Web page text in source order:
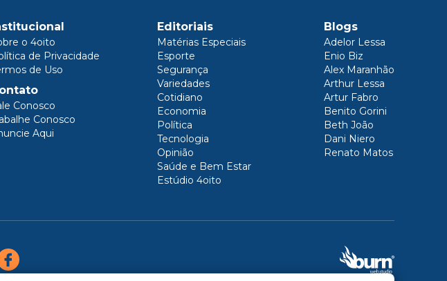
o 4oito
de Privacidade
de Uso
Conosco
Conosco
Aqui
Editoriais
Matérias Especiais
Esporte
Segurança
Variedades
Cotidiano
Economia
Política
Tecnologia
Opinião
Saúde e Bem Estar
Estúdio 4oito
Blogs
Adelor Lessa
Enio Biz
Alex Maranhão
Arthur Lessa
Artur Fabro
Benito Gorini
Beth João
Dani Niero
Renato Matos